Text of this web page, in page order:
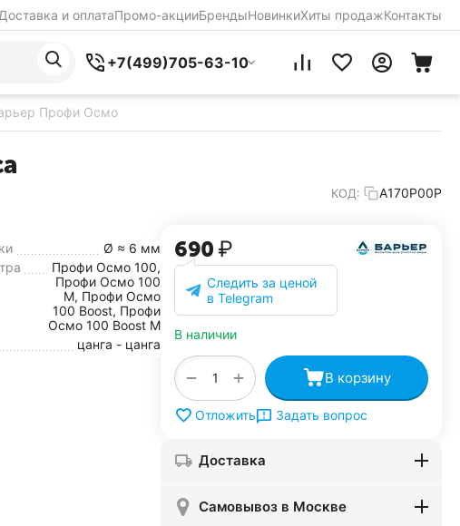
Доставка и оплатаПромо-акцииБрендыНовинкиХиты продажКонтакты
+7(499)705-63-10
Профи Осмо
КОД: А170Р00Р
Ø ≈ 6 мм
Профи Осмо 100,
Профи Осмо 100
М, Профи Осмо
100 Boost, Профи
Осмо 100 Boost М
цанга - цанга
‍690‍₽
Следить за ценой
в Telegram
В наличии
+
− В корзину
Отложить Задать вопрос
Доставка
Самовывоз в Москве